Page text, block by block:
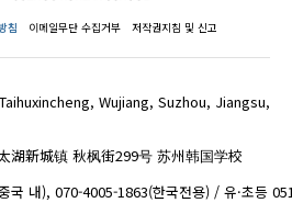
침 이메일무단 수집거부 저작권지침 및 신고
Wujiang, Suzhou, Jiangsu,
湖新城镇 秋枫街299号 苏州韩国学校
국 내), 070-4005-1863(한국전용) / 유·초등